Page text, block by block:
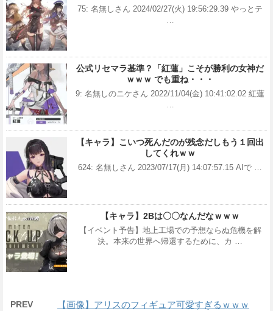
75: 名無しさん 2024/02/27(火) 19:56:29.39 やっとテ
公式リセマラ基準？「紅蓮」こそが勝利の女神だ
ｗｗｗ でも重ね・・・
9: 名無しのニケさん 2022/11/04(金) 10:41:02.02 紅蓮
【キャラ】こいつ死んだのが残念だしもう１回出
してくれｗｗ
624: 名無しさん 2023/07/17(月) 14:07:57.15 AIで …
【キャラ】2Bは〇〇なんだなｗｗｗ
【イベント予告】地上工場での予想ならぬ危機を解
決。本来の世界へ帰還するために、カ …
PREV 【画像】アリスのフィギュア可愛すぎるｗｗｗ